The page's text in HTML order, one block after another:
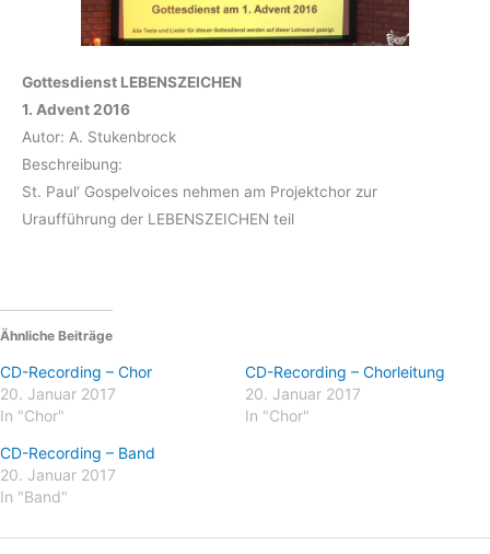
Gottesdienst LEBENSZEICHEN
1. Advent 2016
Autor: A. Stukenbrock
Beschreibung:
St. Paul‘ Gospelvoices nehmen am Projektchor zur
Uraufführung der LEBENSZEICHEN teil
Ähnliche Beiträge
CD-Recording – Chor
20. Januar 2017
In "Chor"
CD-Recording – Chorleitung
20. Januar 2017
In "Chor"
CD-Recording – Band
20. Januar 2017
In "Band"